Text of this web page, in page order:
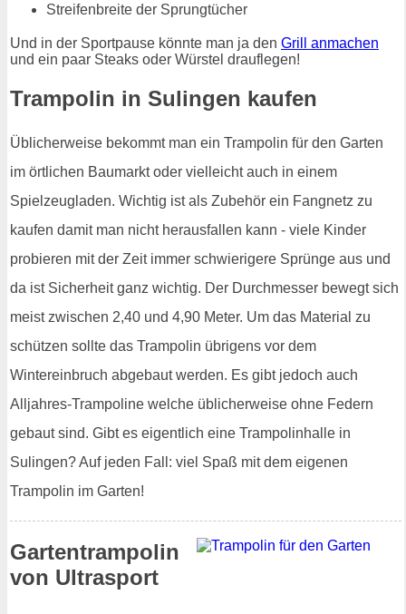
Streifenbreite der Sprungtücher
Und in der Sportpause könnte man ja den Grill anmachen
und ein paar Steaks oder Würstel drauflegen!
Trampolin in Sulingen kaufen
Üblicherweise bekommt man ein Trampolin für den Garten
im örtlichen Baumarkt oder vielleicht auch in einem
Spielzeugladen. Wichtig ist als Zubehör ein Fangnetz zu
kaufen damit man nicht herausfallen kann - viele Kinder
probieren mit der Zeit immer schwierigere Sprünge aus und
da ist Sicherheit ganz wichtig. Der Durchmesser bewegt sich
meist zwischen 2,40 und 4,90 Meter. Um das Material zu
schützen sollte das Trampolin übrigens vor dem
Wintereinbruch abgebaut werden. Es gibt jedoch auch
Alljahres-Trampoline welche üblicherweise ohne Federn
gebaut sind. Gibt es eigentlich eine Trampolinhalle in
Sulingen? Auf jeden Fall: viel Spaß mit dem eigenen
Trampolin im Garten!
Gartentrampolin
von Ultrasport